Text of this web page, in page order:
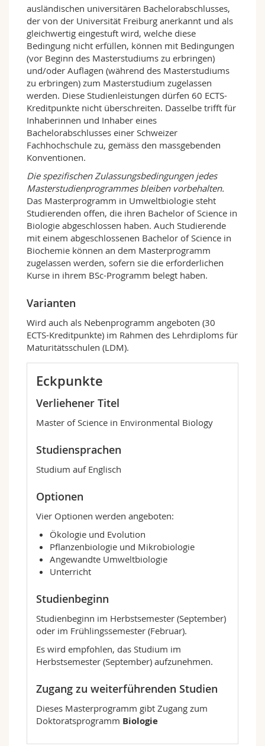
Biochemie können an dem Masterprogramm
zugelassen werden, sofern sie die
erforderlichen Kurse in ihrem BSc-Programm
belegt haben.
Der Master in Umweltbiologie bietet vier
Optionen an. Diese Optionen ergänzen sich,
umfassen aber auch gemeinsame Kurse. Neben
einer Reihe von Pflichtkursen können die
Studierenden den Studienplan ihren Interessen
entsprechend anpassen. In den nachstehenden
drei Optionen zu 120 ECTS-Kreditpunkten liegt
der Schwerpunkt auf der Forschung; die vierte
Option («Unterricht», 90 ECTS-Kreditpunkte) ist
für Studierende geeignet, die eine Laufbahn als
Lehrerin/Lehrer anstreben. Die vier Optionen
lauten:
1. Ökologie und Evolution(120 ECTS-
Kreditpunkte)
Bei dieser Option liegt der Schwerpunkt auf
den konzeptionellen und empirischen Aspekten
der Ökologie und der Evolution. Die Option
deckt grundlegende Bereiche ab: Populationen,
Ökosysteme, theoretische Ökologie und
Evolution, öko-evolutionäre
Rückkopplungsdynamiken, Evolutions- und
Populationsgenetik, Evolutions- und
Ökogenomik, Verhaltensökologie, Evolution
phylogenetische Analysen organismischer
Bereichen arbeiten an einer Vielzahl von
Studiensystemen und verwenden ein breites
beobachtungsgestützten und theoretischen
Ansätzen. Die biologischen Systeme umfassen
verschiedene Insekten, Vögel, Pflanzen und
mikrobielle Bodengemeinschaften, Baum-
Reliktarten, bedrohte Wasserarten, invasive
Arten und alpine Vegetationsökosysteme. Zu
den Methoden zählen Laborexperimente,
Feldbeobachtungen und -versuche, Genomik
und Bioinformatik, statistische Analysen,
Computersimulationen und theoretische
2. Pflanzenbiologie und Mikrobiologie
ECTS-Kreditpunkte)
Diese Option konzentriert sich auf die
molekularen Aspekte der Pflanzengesundheit
und -entwicklung und umfasst die
Untersuchung pflanzenassoziierter Mikrobiota.
behandelt, darunter molekulare Signalsysteme,
biotischen und abiotischen Stress, die
molekulare Grundlage der Immunität,
ausländischen universitären Bachelorabschlusses,
der von der Universität Freiburg anerkannt und als
gleichwertig eingestuft wird, welche diese
Bedingung nicht erfüllen, können mit Bedingungen
(vor Beginn des Masterstudiums zu erbringen)
und/oder Auflagen (während des Masterstudiums
zu erbringen) zum Masterstudium zugelassen
werden. Diese Studienleistungen dürfen 60 ECTS-
Kreditpunkte nicht überschreiten. Dasselbe trifft für
Inhaberinnen und Inhaber eines
Bachelorabschlusses einer Schweizer
Fachhochschule zu, gemäss den massgebenden
Konventionen.
Die spezifischen Zulassungsbedingungen jedes
Masterstudienprogrammes bleiben vorbehalten.
Das Masterprogramm in Umweltbiologie steht
Studierenden offen, die ihren Bachelor of Science in
Biologie abgeschlossen haben. Auch Studierende
mit einem abgeschlossenen Bachelor of Science in
Biochemie können an dem Masterprogramm
zugelassen werden, sofern sie die erforderlichen
Kurse in ihrem BSc-Programm belegt haben.
Varianten
Wird auch als Nebenprogramm angeboten (30
ECTS-Kreditpunkte) im Rahmen des Lehrdiploms für
Maturitätsschulen (LDM).
Eckpunkte
Verliehener Titel
Master of Science in Environmental Biology
Studiensprachen
Studium auf Englisch
Optionen
Vier Optionen werden angeboten:
Ökologie und Evolution
Pflanzenbiologie und Mikrobiologie
Angewandte Umweltbiologie
Unterricht
Studienbeginn
Studienbeginn im Herbstsemester (September)
oder im Frühlingssemester (Februar).
Es wird empfohlen, das Studium im
Herbstsemester (September) aufzunehmen.
Zugang zu weiterführenden Studien
Dieses Masterprogramm gibt Zugang zum
Doktoratsprogramm Biologie